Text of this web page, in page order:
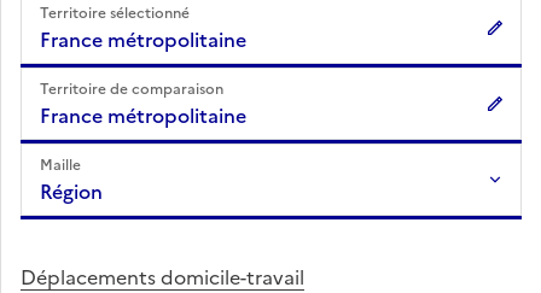
Territoire sélectionné
France métropolitaine
Territoire de comparaison
France métropolitaine
Maille
Région
Déplacements domicile-travail